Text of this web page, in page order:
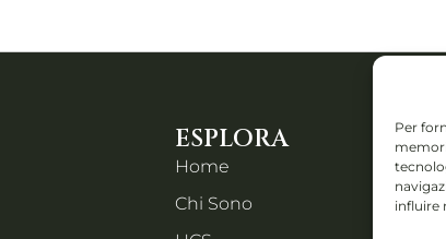
Per
influire
ESPLORA
Home
Chi Sono